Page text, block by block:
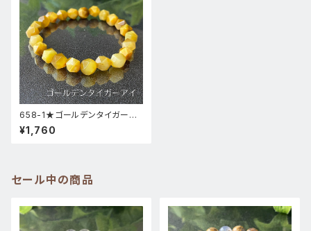
658-1★ゴールデンタイガーア
イ【金運上昇】天然石ブレスレッ
トパワーストーン新
¥1,760
セール中の商品